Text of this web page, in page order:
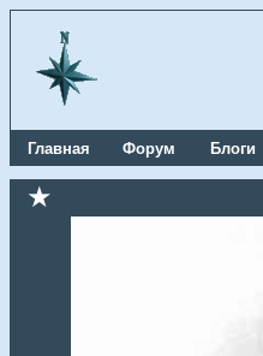
Главная Форум Блоги
★